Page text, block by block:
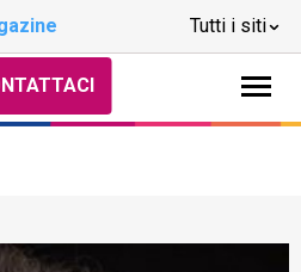
Tutti i siti